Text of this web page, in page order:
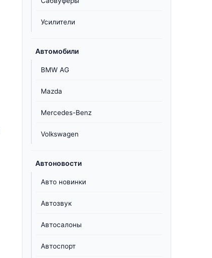
Усилители
Автомобили
BMW AG
Mazda
Mercedes-Benz
Volkswagen
Автоновости
Авто новинки
Автозвук
Автосалоны
Автоспорт